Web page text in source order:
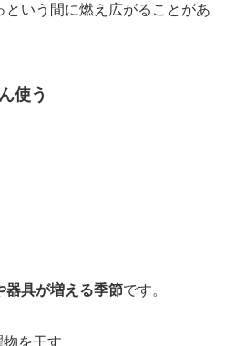
いう間に燃え広がることがあ
使う
器具が増える季節です。
を干す